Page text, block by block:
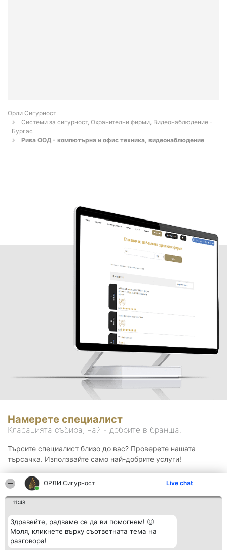
ОРЛИ Сигурност Live chat
11:48
Здравейте, радваме се да ви помогнем! 🙂
Моля, кликнете върху съответната тема на
разговора!
Орли Сигурност
Системи за сигурност, Охранителни фирми, Видеонаблюдение -
Бургас
Рива ООД - компютърна и офис техника, видеонаблюдение
Намерете специалист
Класацията събира, най - добрите в бранша.
Търсите специалист близо до вас? Проверете нашата
търсачка. Използвайте само най-добрите услуги!